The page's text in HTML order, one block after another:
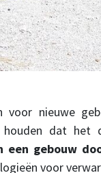
voor nieuwe
dat
een gebouw
voor